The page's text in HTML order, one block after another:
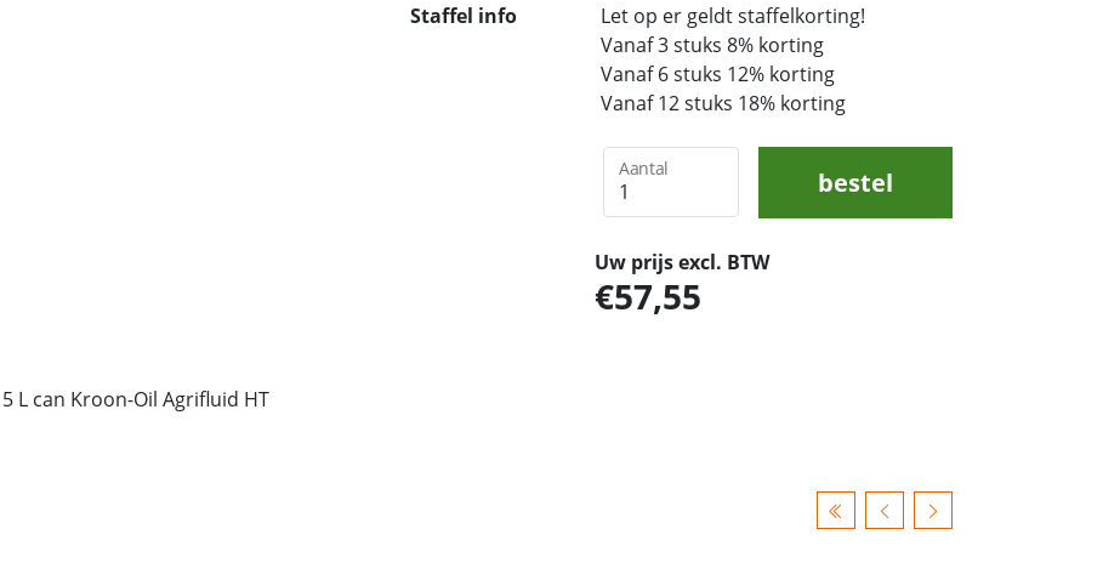
Staffel info
Let op er geldt staffelkorting!
Vanaf 3 stuks 8% korting
Vanaf 6 stuks 12% korting
Vanaf 12 stuks 18% korting
Aantal bestel
Uw prijs excl. BTW
57,55
5 L can Kroon-Oil Agrifluid HT